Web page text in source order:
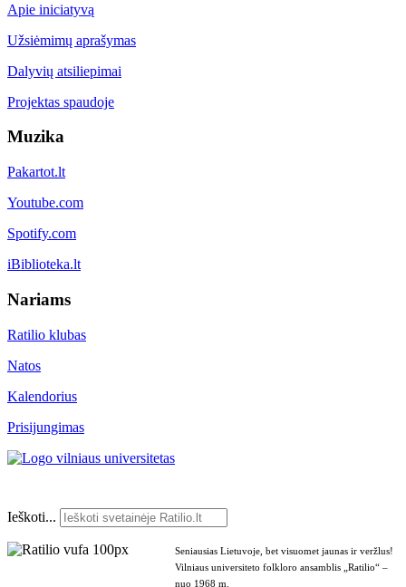
Apie iniciatyvą
Užsiėmimų aprašymas
Dalyvių atsiliepimai
Projektas spaudoje
Muzika
Pakartot.lt
Youtube.com
Spotify.com
iBiblioteka.lt
Nariams
Ratilio klubas
Natos
Kalendorius
Prisijungimas
Ieškoti...
Seniausias Lietuvoje, bet visuomet jaunas ir veržlus!
Vilniaus universiteto folkloro ansamblis „Ratilio“ –
nuo 1968 m.